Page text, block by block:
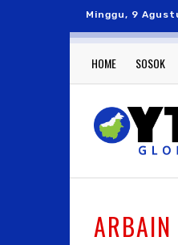
Minggu, 9
HOME SOSOK